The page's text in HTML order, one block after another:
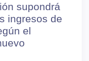
supondrá
ingresos de
el